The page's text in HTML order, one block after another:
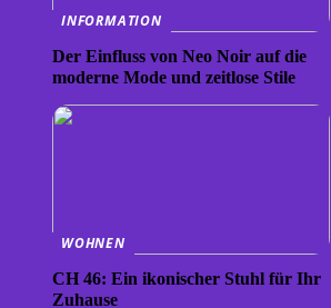
INFORMATION
Der Einfluss von Neo Noir auf die
moderne Mode und zeitlose Stile
WOHNEN
CH 46: Ein ikonischer Stuhl für Ihr
Zuhause